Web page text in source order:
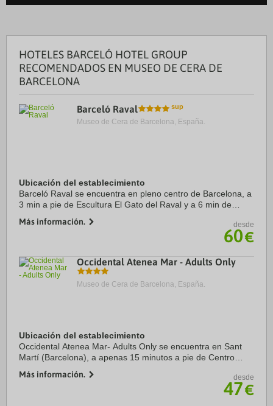
HOTELES BARCELÓ HOTEL GROUP
RECOMENDADOS EN MUSEO DE CERA DE
BARCELONA
Barceló Raval
Museo de Cera de Barcelona, España.
Ubicación del establecimiento
Barceló Raval se encuentra en pleno centro de Barcelona, a
3 min a pie de Escultura El Gato del Raval y a 6 min de
encuentra a 0,6 km de Museo de Arte ...
Más información. desde
60€
Occidental Atenea Mar - Adults Only
Museo de Cera de Barcelona, España.
Ubicación del establecimiento
Occidental Atenea Mar- Adults Only se encuentra en Sant
Martí (Barcelona), a apenas 15 minutos a pie de Centro
hotel de playa se encuentra a 1,3 km de ...
Más información. desde
47€